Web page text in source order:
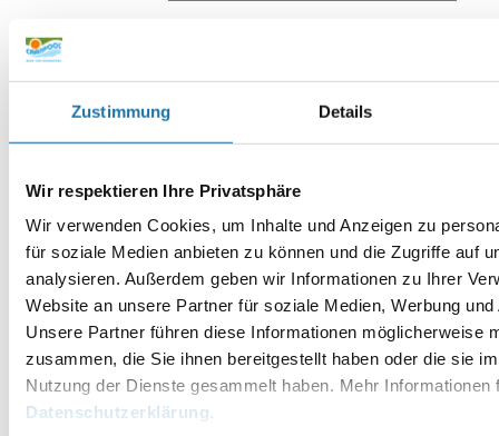
Zustimmung Details
Wir respektieren Ihre Privatsphäre
Wir verwenden Cookies, um Inhalte und Anzeigen zu
für soziale Medien anbieten zu können und die Zugriffe auf
analysieren. Außerdem geben wir Informationen zu Ihrer
Website an unsere Partner für soziale Medien, Werbung
Unsere Partner führen diese Informationen möglicherweise
zusammen, die Sie ihnen bereitgestellt haben oder die sie
Nutzung der Dienste gesammelt haben. Mehr Informationen
Datenschutzerklärung.
E-Mail-Adresse